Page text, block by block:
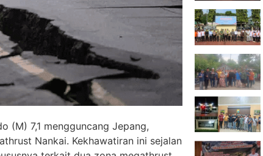
(M) 7,1 mengguncang Jepang,
Nankai. Kekhawatiran ini sejalan